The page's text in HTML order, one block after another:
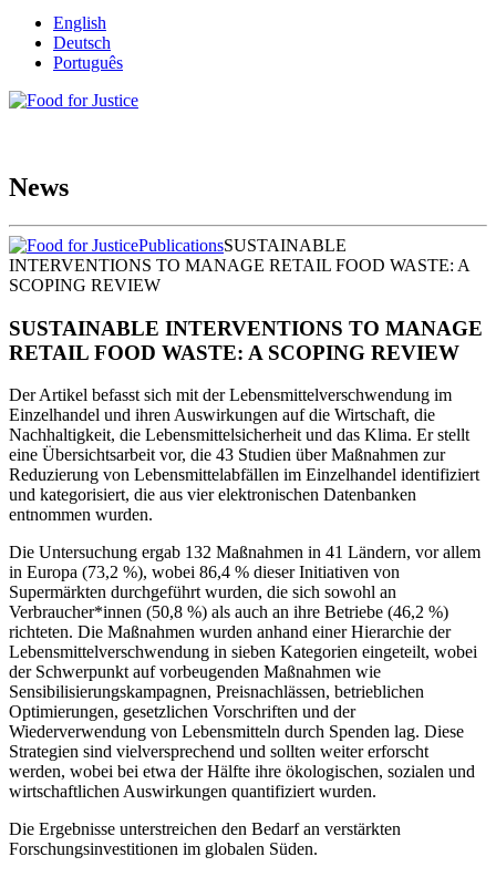
English
Deutsch
Português
News
PublicationsSUSTAINABLE
INTERVENTIONS TO MANAGE RETAIL FOOD WASTE: A
SCOPING REVIEW
SUSTAINABLE INTERVENTIONS TO MANAGE
RETAIL FOOD WASTE: A SCOPING REVIEW
Der Artikel befasst sich mit der Lebensmittelverschwendung im
Einzelhandel und ihren Auswirkungen auf die Wirtschaft, die
Nachhaltigkeit, die Lebensmittelsicherheit und das Klima. Er stellt
eine Übersichtsarbeit vor, die 43 Studien über Maßnahmen zur
Reduzierung von Lebensmittelabfällen im Einzelhandel identifiziert
und kategorisiert, die aus vier elektronischen Datenbanken
entnommen wurden.
Die Untersuchung ergab 132 Maßnahmen in 41 Ländern, vor allem
in Europa (73,2 %), wobei 86,4 % dieser Initiativen von
Supermärkten durchgeführt wurden, die sich sowohl an
Verbraucher*innen (50,8 %) als auch an ihre Betriebe (46,2 %)
richteten. Die Maßnahmen wurden anhand einer Hierarchie der
Lebensmittelverschwendung in sieben Kategorien eingeteilt, wobei
der Schwerpunkt auf vorbeugenden Maßnahmen wie
Sensibilisierungskampagnen, Preisnachlässen, betrieblichen
Optimierungen, gesetzlichen Vorschriften und der
Wiederverwendung von Lebensmitteln durch Spenden lag. Diese
Strategien sind vielversprechend und sollten weiter erforscht
werden, wobei bei etwa der Hälfte ihre ökologischen, sozialen und
wirtschaftlichen Auswirkungen quantifiziert wurden.
Die Ergebnisse unterstreichen den Bedarf an verstärkten
Forschungsinvestitionen im globalen Süden.